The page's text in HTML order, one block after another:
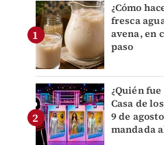
¿Cómo
fresca
avena, en
paso
¿Quién
Casa de
9 de
mandada